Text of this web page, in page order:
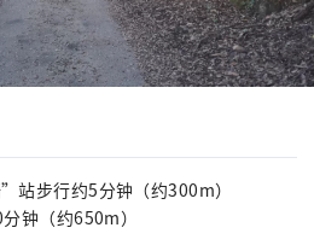
步行约5分钟（约300m）
钟（约650m）